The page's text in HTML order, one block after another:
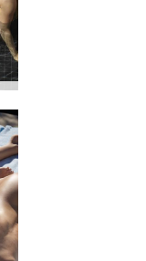
Κάθε Moloko και Darina L ψύχονται